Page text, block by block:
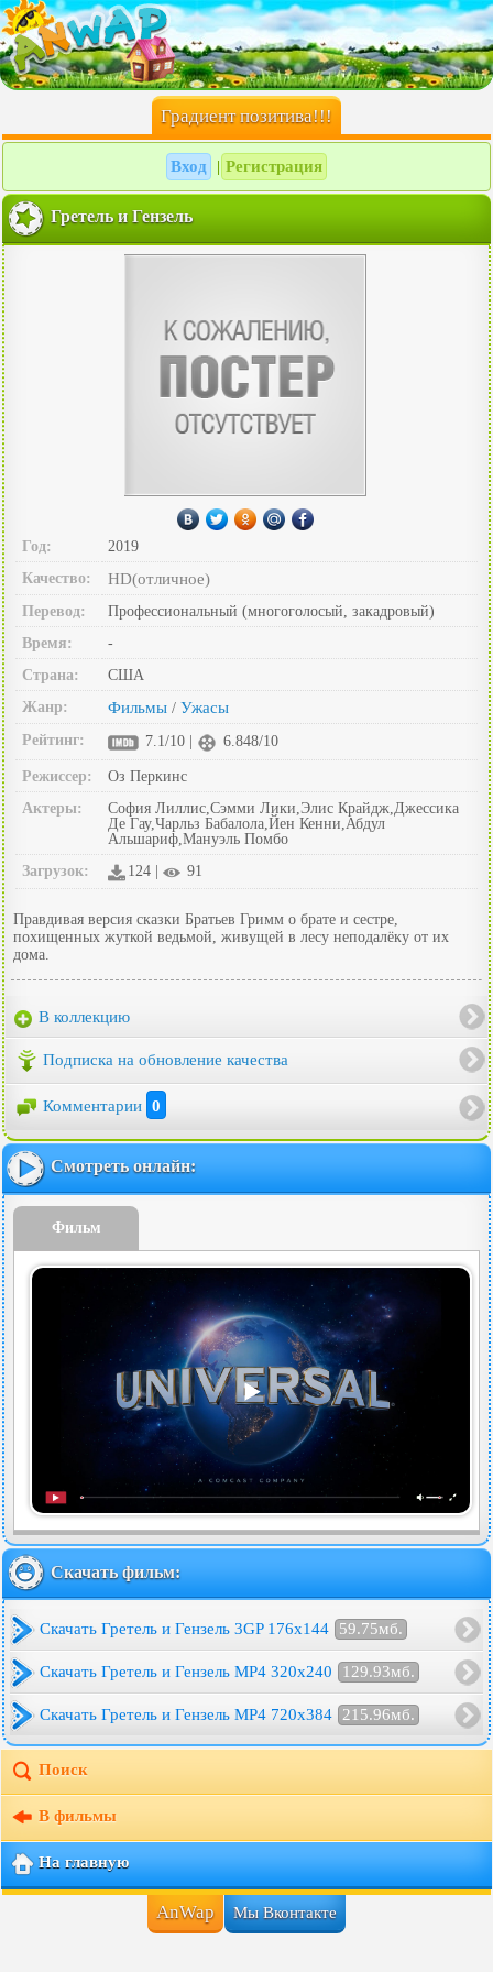
Градиент позитива!!!
Вход Регистрация
Гретель и Гензель
Год:
2019
Качество:
HD(отличное)
Перевод:
Профессиональный (многоголосый, закадровый)
Время:
-
Страна:
США
Жанр:
Фильмы / Ужасы
Рейтинг: 7.1/10 | 6.848/10
Режиссер:
Оз Перкинс
Актеры:
София Лиллис,Сэмми Лики,Элис Крайдж,Джессика
Де Гау,Чарльз Бабалола,Йен Кенни,Абдул
Альшариф,Мануэль Помбо
Загрузок:
124 | 91
Правдивая версия сказки Братьев Гримм о брате и сестре,
похищенных жуткой ведьмой, живущей в лесу неподалёку от их
дома.
В коллекцию
Подписка на обновление качества
Комментарии 0
Смотреть онлайн:
Фильм
Скачать фильм:
Скачать Гретель и Гензель 3GP 176x144 59.75мб.
Скачать Гретель и Гензель MP4 320x240 129.93мб.
Скачать Гретель и Гензель MP4 720x384 215.96мб.
Поиск
В фильмы
На главную
AnWap Мы Вконтакте